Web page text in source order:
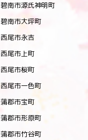
碧南市源氏神明町
碧南市大坪町
西尾市永吉
西尾市上町
西尾市桜町
西尾市一色町
蒲郡市宝町
蒲郡市形原町
蒲郡市竹谷町